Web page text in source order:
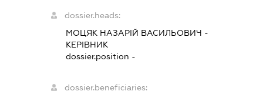
dossier.heads:
МОЦЯК НАЗАРІЙ ВАСИЛЬОВИЧ -
КЕРІВНИК
dossier.position -
dossier.beneficiaries: